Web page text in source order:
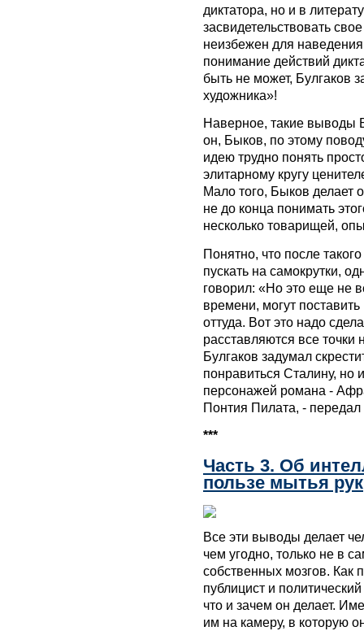
диктатора, но и в
засвидетельствовать
неизбежен для
понимание действий
быть не может, Булгаков
художника»!
Наверное, такие выводы
он, Быков, по этому
идею трудно понять
элитарному кругу
Мало того, Быков делает
не до конца понимать
несколько товарищей,
Понятно, что после
пускать на самокрутки,
говорил: «Но это еще не
времени, могут
оттуда. Вот это надо
расставляются все точки
Булгаков задумал
понравиться Сталину, но
персонажей романа -
Понтия Пилата, -
***
Часть 3. Об
пользе мытья рук
Все эти выводы делает
чем угодно, только не в
собственных мозгов. Как
публицист и
что и зачем он делает.
им на камеру, в которую